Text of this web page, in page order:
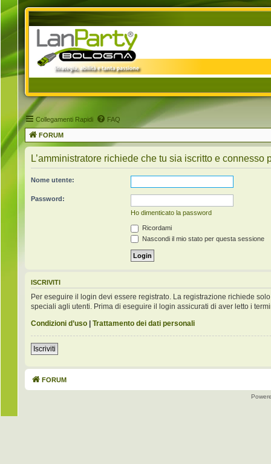
Collegamenti Rapidi FAQ
FORUM
L’amministratore richiede che tu sia iscritto e connesso
Nome utente:
Password:
Ho dimenticato la password
Ricordami
Nascondi il mio stato per questa sessione
ISCRIVITI
Per eseguire il login devi essere registrato. La registrazione richiede
speciali agli utenti. Prima di eseguire il login assicurati di aver letto i
Condizioni d’uso | Trattamento dei dati personali
Iscriviti
FORUM